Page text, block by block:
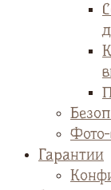
Гарантии